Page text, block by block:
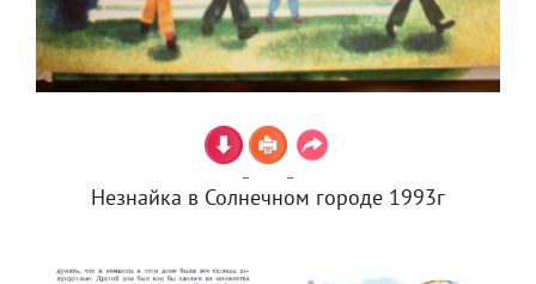
Незнайка в Солнечном городе 1993г